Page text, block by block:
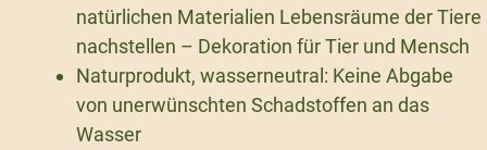
natürlichen Materialien Lebensräume der Tiere
nachstellen – Dekoration für Tier und Mensch
Naturprodukt, wasserneutral: Keine Abgabe
von unerwünschten Schadstoffen an das
Wasser